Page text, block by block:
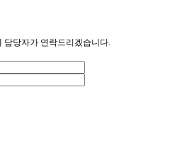
담당자가 연락드리겠습니다.